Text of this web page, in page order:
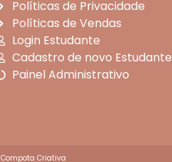
Políticas de Privacidade
Políticas de Vendas
Login Estudante
Cadastro de novo Estudante
Painel Administrativo
Compota Criativa